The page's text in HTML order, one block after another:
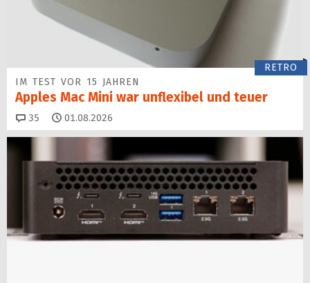
RETRO
IM TEST VOR 15 JAHREN
Apples Mac Mini war unflexibel und teuer
35 Kommentare
01.08.2026